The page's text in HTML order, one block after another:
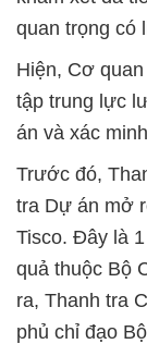
quan trọng có
Hiện, Cơ
tập trung lực
án và xác
Trước đó,
tra Dự án mở
Tisco. Đây là
quả thuộc Bộ
ra, Thanh tra
phủ chỉ đạo